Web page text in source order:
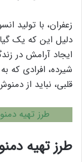
زعفران، با تولید
دلیل این که یک
ایجاد آرامش در
شیرده، افرادی که
قلبی، نباید از
طرز تهیه
طرز تهیه